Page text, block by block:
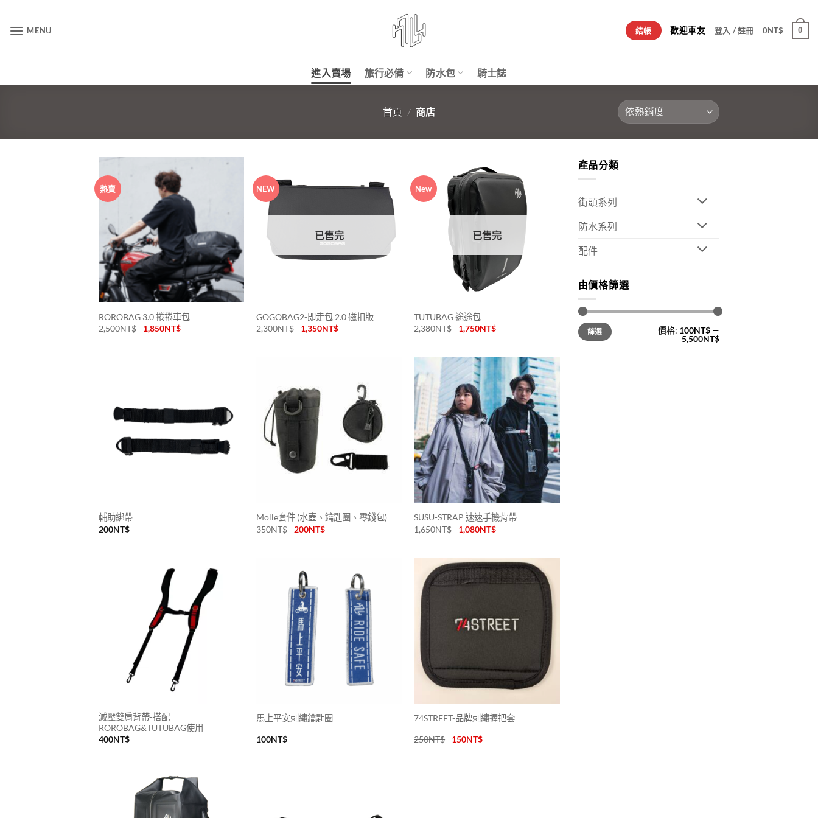
MENU 結帳 歡迎車友 登入 / 註冊 0NT$ 0
進入賣場 旅行必備 防水包 騎士誌
首頁 / 商店
熱賣
ROROBAG 3.0 捲捲車包
2,500NT$ 1,850NT$
NEW
已售完
GOGOBAG2-即走包 2.0 磁扣版
2,300NT$ 1,350NT$
New
已售完
TUTUBAG 途途包
2,380NT$ 1,750NT$
輔助綁帶
200NT$
Molle套件 (水壺、鑰匙圈、零錢包)
350NT$ 200NT$
SUSU-STRAP 速速手機背帶
1,650NT$ 1,080NT$
減壓雙肩背帶-搭配
ROROBAG&TUTUBAG使用
400NT$
馬上平安刺繡鑰匙圈
100NT$
74STREET-品牌刺繡握把套
250NT$ 150NT$
產品分類
街頭系列
防水系列
配件
由價格篩選
篩選 價格: 100NT$ —
5,500NT$